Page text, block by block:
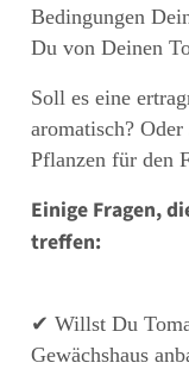
Bedingungen
Du von Deinen
Soll es eine
aromatisch?
Pflanzen für den
Einige Fragen,
treffen:
✔ Willst Du
Gewächshaus